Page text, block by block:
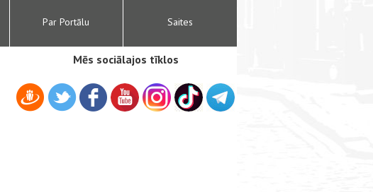
Par Portālu Saites
Mēs sociālajos tīklos